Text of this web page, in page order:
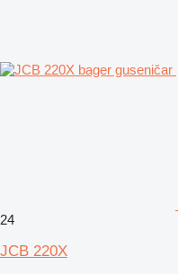
24
JCB 220X